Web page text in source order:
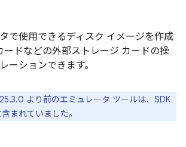
で使用できるディスク イメージを作成
ードなどの外部ストレージ カードの操
ーションできます。
より前のエミュレータ ツールは、SDK
まれていました。